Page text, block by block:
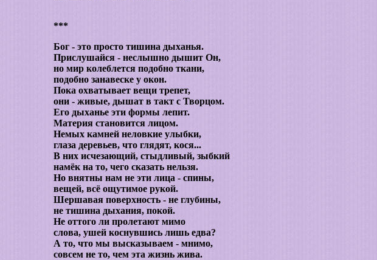
***
Бог - это просто тишина дыханья.
Прислушайся - неслышно дышит Он,
но мир колеблется подобно ткани,
подобно занавеске у окон.
Пока охватывает вещи трепет,
они - живые, дышат в такт с Творцом.
Его дыханье эти формы лепит.
Материя становится лицом.
Немых камней неловкие улыбки,
глаза деревьев, что глядят, кося...
В них исчезающий, стыдливый, зыбкий
намёк на то, чего сказать нельзя.
Но внятны нам не эти лица - спины,
вещей, всё ощутимое рукой.
Шершавая поверхность - не глубины,
не тишина дыхания, покой.
Не оттого ли пролетают мимо
слова, ушей коснувшись лишь едва?
А то, что мы высказываем - мнимо,
совсем не то, чем эта жизнь жива.